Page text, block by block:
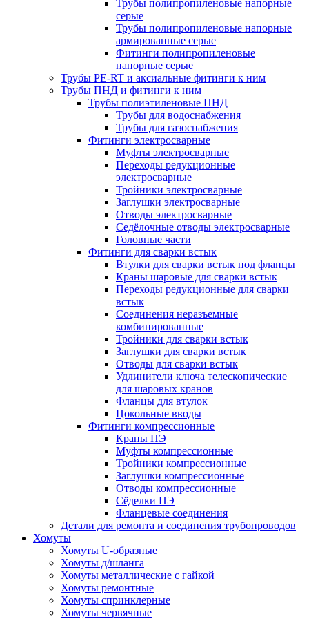
Трубы полипропиленовые напорные
серые
Трубы полипропиленовые напорные
армированные серые
Фитинги полипропиленовые
напорные серые
Трубы PE-RT и аксиальные фитинги к ним
Трубы ПНД и фитинги к ним
Трубы полиэтиленовые ПНД
Трубы для водоснабжения
Трубы для газоснабжения
Фитинги электросварные
Муфты электросварные
Переходы редукционные
электросварные
Тройники электросварные
Заглушки электросварные
Отводы электросварные
Седёлочные отводы электросварные
Головные части
Фитинги для сварки встык
Втулки для сварки встык под фланцы
Краны шаровые для сварки встык
Переходы редукционные для сварки
встык
Соединения неразъемные
комбинированные
Тройники для сварки встык
Заглушки для сварки встык
Отводы для сварки встык
Удлинители ключа телескопические
для шаровых кранов
Фланцы для втулок
Цокольные вводы
Фитинги компрессионные
Краны ПЭ
Муфты компрессионные
Тройники компрессионные
Заглушки компрессионные
Отводы компрессионные
Сёделки ПЭ
Фланцевые соединения
Детали для ремонта и соединения трубопроводов
Хомуты
Хомуты U-образные
Хомуты д/шланга
Хомуты металлические с гайкой
Хомуты ремонтные
Хомуты спринклерные
Хомуты червячные